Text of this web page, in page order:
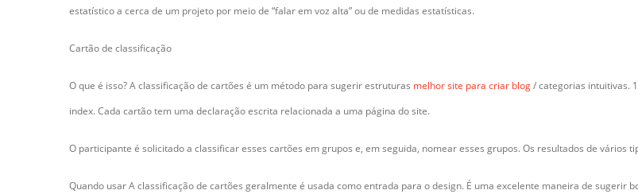
estatístico a cerca de um projeto por meio de “falar em voz alta” ou de medidas estatísticas.
Cartão de classificação
O que é isso? A classificação de cartões é um método para sugerir estruturas melhor site para criar blog/ categorias intuitivas.
index. Cada cartão tem uma declaração escrita relacionada a uma página do site.
O participante é solicitado a classificar esses cartões em grupos e, em seguida, nomear esses grupos. Os resultados de vários
Quando usar A classificação de cartões geralmente é usada como entrada para o design. É uma excelente maneira de sugerir